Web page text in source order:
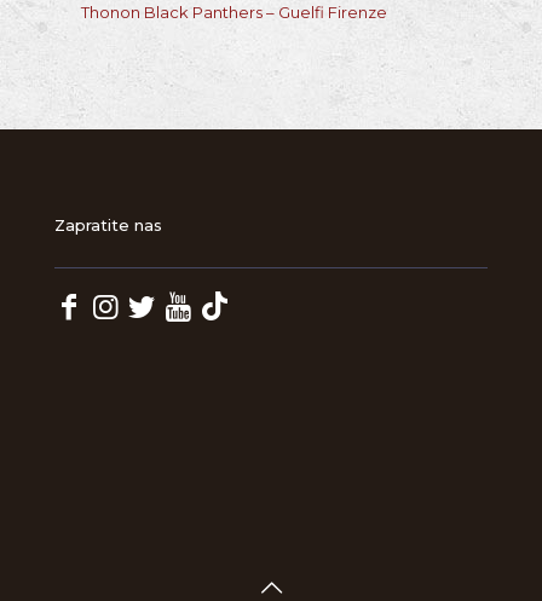
Thonon Black Panthers – Guelfi Firenze
Zapratite nas